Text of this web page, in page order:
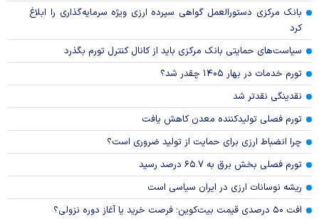
بانک مرکزی دستورالعمل گواهی سپرده ارزی ویژه سرمایه‌گذاری را ابلاغ
کرد
سیاست‌های حمایتی بانک مرکزی باید از کانال کنترل تورم بگذرد
تورم خدمات در بهار ۱۴۰۵ چقدر شد؟
نقدینگی نقدتر شد
تورم فصلی تولیدکننده معدن کاهش یافت
چرا انضباط ارزی برای حمایت از تولید ضروری است؟
تورم فصلی بخش برق به ۶۵.۷ درصد رسید
ریشه نوسانات ارزی در ایران سیاسی است
افت ۵۰ درصدی قیمت بیت‌کوین؛ فرصت خرید یا آغاز دوره نزولی؟